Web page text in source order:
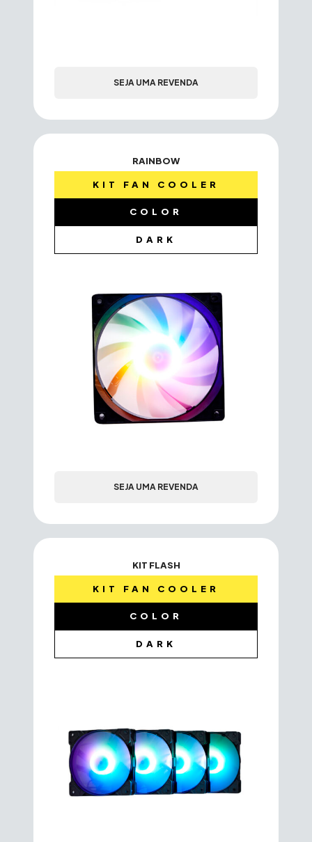
SEJA UMA REVENDA
RAINBOW
KIT FAN COOLER
COLOR
DARK
SEJA UMA REVENDA
KIT FLASH
KIT FAN COOLER
COLOR
DARK